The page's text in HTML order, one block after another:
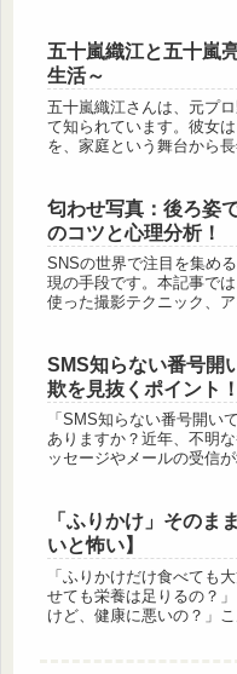
五十嵐織江と五十嵐
生活～
五十嵐織江さんは、元プ
て知られています。彼女
を、家庭という舞台から
匂わせ写真：後ろ姿
のコツと心理分析！
SNSの世界で注目を集め
現の手段です。本記事で
使った撮影テクニック、
SMS知らない番号開
欺を見抜くポイント！
「SMS知らない番号開い
ありますか？近年、不明
ッセージやメールの受信
「ふりかけ」そのま
いと怖い】
「ふりかけだけ食べても
せても栄養は足りるの？
けど、健康に悪いの？」